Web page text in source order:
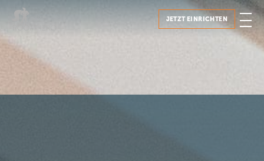
JETZT EINRICHTEN